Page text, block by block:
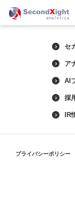
セ
ア
AI
採
IR
プライバシーポリシー